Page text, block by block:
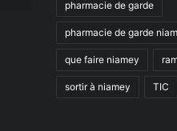
pharmacie de garde
pharmacie de garde
que faire niamey
sortir à niamey TIC